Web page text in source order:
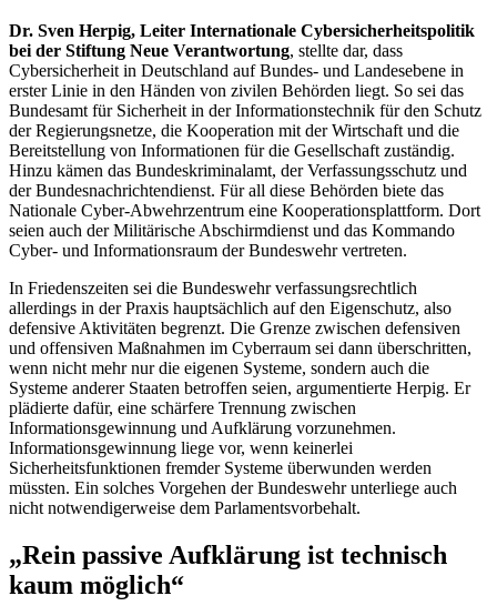
Dr. Sven Herpig, Leiter Internationale Cybersicherheitspolitik
bei der Stiftung Neue Verantwortung, stellte dar, dass
Cybersicherheit in Deutschland auf Bundes- und Landesebene in
erster Linie in den Händen von zivilen Behörden liegt. So sei das
Bundesamt für Sicherheit in der Informationstechnik für den Schutz
der Regierungsnetze, die Kooperation mit der Wirtschaft und die
Bereitstellung von Informationen für die Gesellschaft zuständig.
Hinzu kämen das Bundeskriminalamt, der Verfassungsschutz und
der Bundesnachrichtendienst. Für all diese Behörden biete das
Nationale Cyber-Abwehrzentrum eine Kooperationsplattform. Dort
seien auch der Militärische Abschirmdienst und das Kommando
Cyber- und Informationsraum der Bundeswehr vertreten.
In Friedenszeiten sei die Bundeswehr verfassungsrechtlich
allerdings in der Praxis hauptsächlich auf den Eigenschutz, also
defensive Aktivitäten begrenzt. Die Grenze zwischen defensiven
und offensiven Maßnahmen im Cyberraum sei dann überschritten,
wenn nicht mehr nur die eigenen Systeme, sondern auch die
Systeme anderer Staaten betroffen seien, argumentierte Herpig. Er
plädierte dafür, eine schärfere Trennung zwischen
Informationsgewinnung und Aufklärung vorzunehmen.
Informationsgewinnung liege vor, wenn keinerlei
Sicherheitsfunktionen fremder Systeme überwunden werden
müssten. Ein solches Vorgehen der Bundeswehr unterliege auch
nicht notwendigerweise dem Parlamentsvorbehalt.
„Rein passive Aufklärung ist technisch
kaum möglich“